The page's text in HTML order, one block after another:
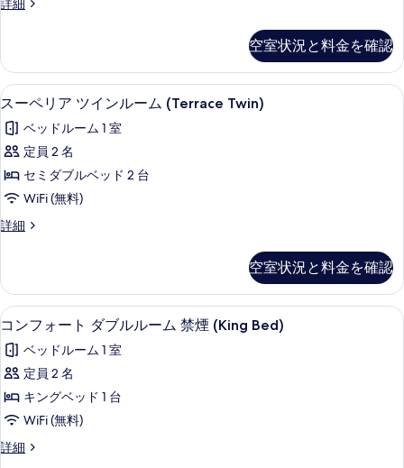
る
す
べ
て
の
写
真
を
表
る
(Queen
詳
細
ブ
ル
ー
ム
禁
煙
(Terrace
Double)
の
て
の
写
真
を
表
示
す
詳細
ア
ダ
ブ
ル
ー
禁
煙
Double)
空室状況と料金を確認
ス
ー
ペ
リ
ア
イ
ル
ー
ム
(Terrace
Twin)
の
す
べ
スーペリア ツインルーム (Terrace
11
スーペリア ツインルーム (Terrace Twin)
ベッドルーム 1 室
定員 2 名
セミダブルベッド 2 台
WiFi (無料)
詳細
ス
ア
ツ
イ
ル
ー
(Terrace
Twin)
詳
空室状況と料金を確認
コ
ン
フ
ォ
ー
ダ
コンフォート ダブルルーム 禁煙
11
コンフォート ダブルルーム 禁煙 (King Bed)
ベッドルーム 1 室
定員 2 名
キングベッド 1 台
WiFi (無料)
詳細
コ